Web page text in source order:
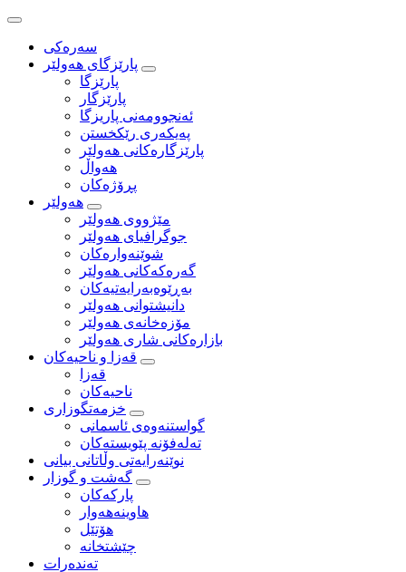
سەرەکی
پارێزگای هەولێر
پارێزگا
پارێزگار
ئه‌نجوومه‌نی پاریزگا
په‌یكه‌ری رێكخستن
پارێزگارەکانی هەولێر
هەواڵ
پڕۆژەکان
هەولێر
مێژووی هه‌ولێر
جوگرافیای هه‌ولێر
شوێنەوارەکان
گەرەکەکانی هەولێر
به‌ڕێوه‌به‌رایه‌تیه‌كان
دانیشتوانی هه‌ولێر
مۆزەخانەی هەولێر
بازارەکانی شاری هەولێر
قه‌زا و ناحیه‌كان
قه‌زا
ناحیه‌كان
خزمه‌تگوزاری
گواستنه‌وه‌ی ئاسمانی
ته‌له‌فۆنه‌ پێویسته‌كان
نوێنه‌رایه‌تی وڵاتانی بیانی
گەشت و گوزار
پارکەکان
هاوینەهەوار
هۆتێل
چێشتخانە
ته‌نده‌رات